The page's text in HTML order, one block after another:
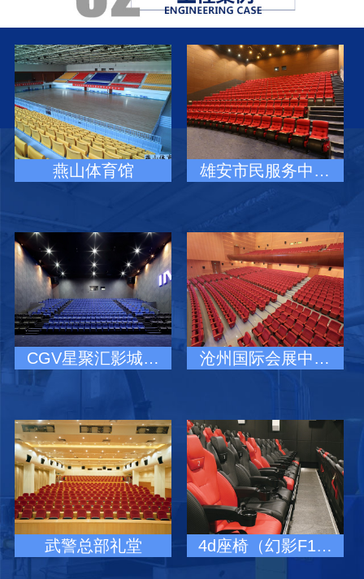
燕山体育馆 雄安市民服务中…
CGV星聚汇影城… 沧州国际会展中…
武警总部礼堂 4d座椅（幻影F1…